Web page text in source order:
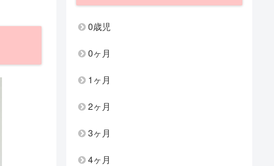
0歳児
0ヶ月
1ヶ月
2ヶ月
3ヶ月
4ヶ月